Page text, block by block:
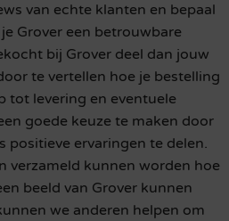
van echte klanten en bepaal
Grover een betrouwbare
bij Grover deel dan jouw
te vertellen hoe je bestelling
tot levering en eventuele
goede keuze te maken door
positieve ervaringen te delen.
verzameld kunnen worden hoe
beeld van Grover kunnen
we anderen helpen om